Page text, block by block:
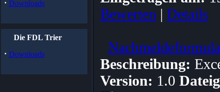
· Downloads
Die FDL Trier
· Downloads
Bewerten | Details
Beschreibung:
Version: 1.0